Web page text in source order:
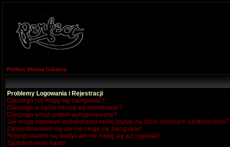
Perfect Strona Główna
Problemy Logowania i Rejestracji
Dlaczego nie mogę się zalogować?
Dlaczego w ogóle muszę się rejestrować?
Dlaczego wciąż jestem wylogowywany?
Jak mogę zapobiec wyświetlaniu mojej ksywki na liście obecnych użytkowników?
Zarejestrowałem się ale nie mogę się zalogować!
Rejestrowałem się kiedyś ale nie mogę się już logować!
Zgubiłem moje hasło!